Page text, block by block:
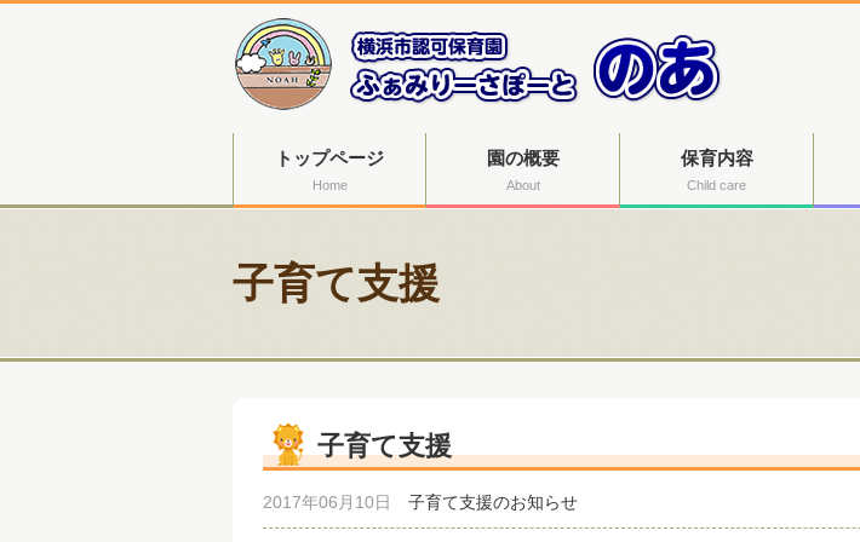
トップページ
Home
園の概要
About
保育内容
Child care
子育て支援
子育て支援
2017年06月10日 子育て支援のお知らせ